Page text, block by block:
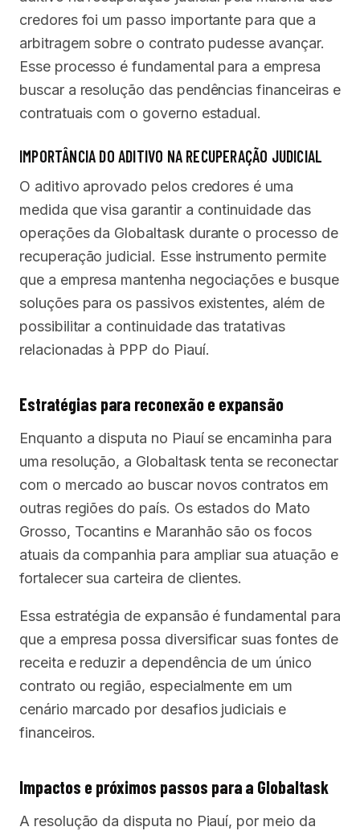
credores foi um passo importante para que a
arbitragem sobre o contrato pudesse avançar.
Esse processo é fundamental para a empresa
buscar a resolução das pendências financeiras e
contratuais com o governo estadual.
IMPORTÂNCIA DO ADITIVO NA RECUPERAÇÃO JUDICIAL
O aditivo aprovado pelos credores é uma
medida que visa garantir a continuidade das
operações da Globaltask durante o processo de
recuperação judicial. Esse instrumento permite
que a empresa mantenha negociações e busque
soluções para os passivos existentes, além de
possibilitar a continuidade das tratativas
relacionadas à PPP do Piauí.
Estratégias para reconexão e expansão
Enquanto a disputa no Piauí se encaminha para
uma resolução, a Globaltask tenta se reconectar
com o mercado ao buscar novos contratos em
outras regiões do país. Os estados do Mato
Grosso, Tocantins e Maranhão são os focos
atuais da companhia para ampliar sua atuação e
fortalecer sua carteira de clientes.
Essa estratégia de expansão é fundamental para
que a empresa possa diversificar suas fontes de
receita e reduzir a dependência de um único
contrato ou região, especialmente em um
cenário marcado por desafios judiciais e
financeiros.
Impactos e próximos passos para a Globaltask
A resolução da disputa no Piauí, por meio da